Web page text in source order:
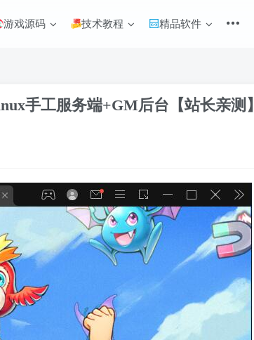
游戏源码 技术教程 精品软件
手工服务端+GM后台【站长亲测】